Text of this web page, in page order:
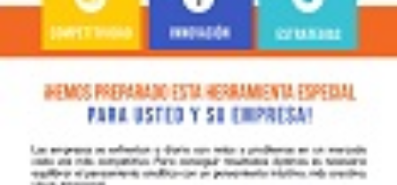
Contáctenos PQR Afiliarme Iniciar Sesión
Skip
content